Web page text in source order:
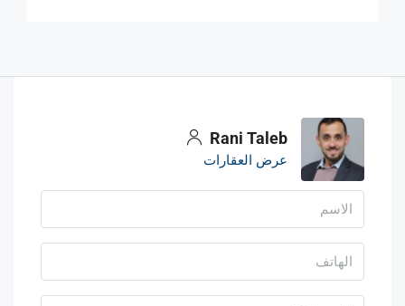
Rani Taleb
عرض العقارات